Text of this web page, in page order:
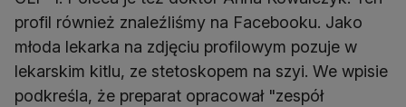
profil również znaleźliśmy na Facebooku. Jako
młoda lekarka na zdjęciu profilowym pozuje w
lekarskim kitlu, ze stetoskopem na szyi. We wpisie
podkreśla, że preparat opracował "zespół